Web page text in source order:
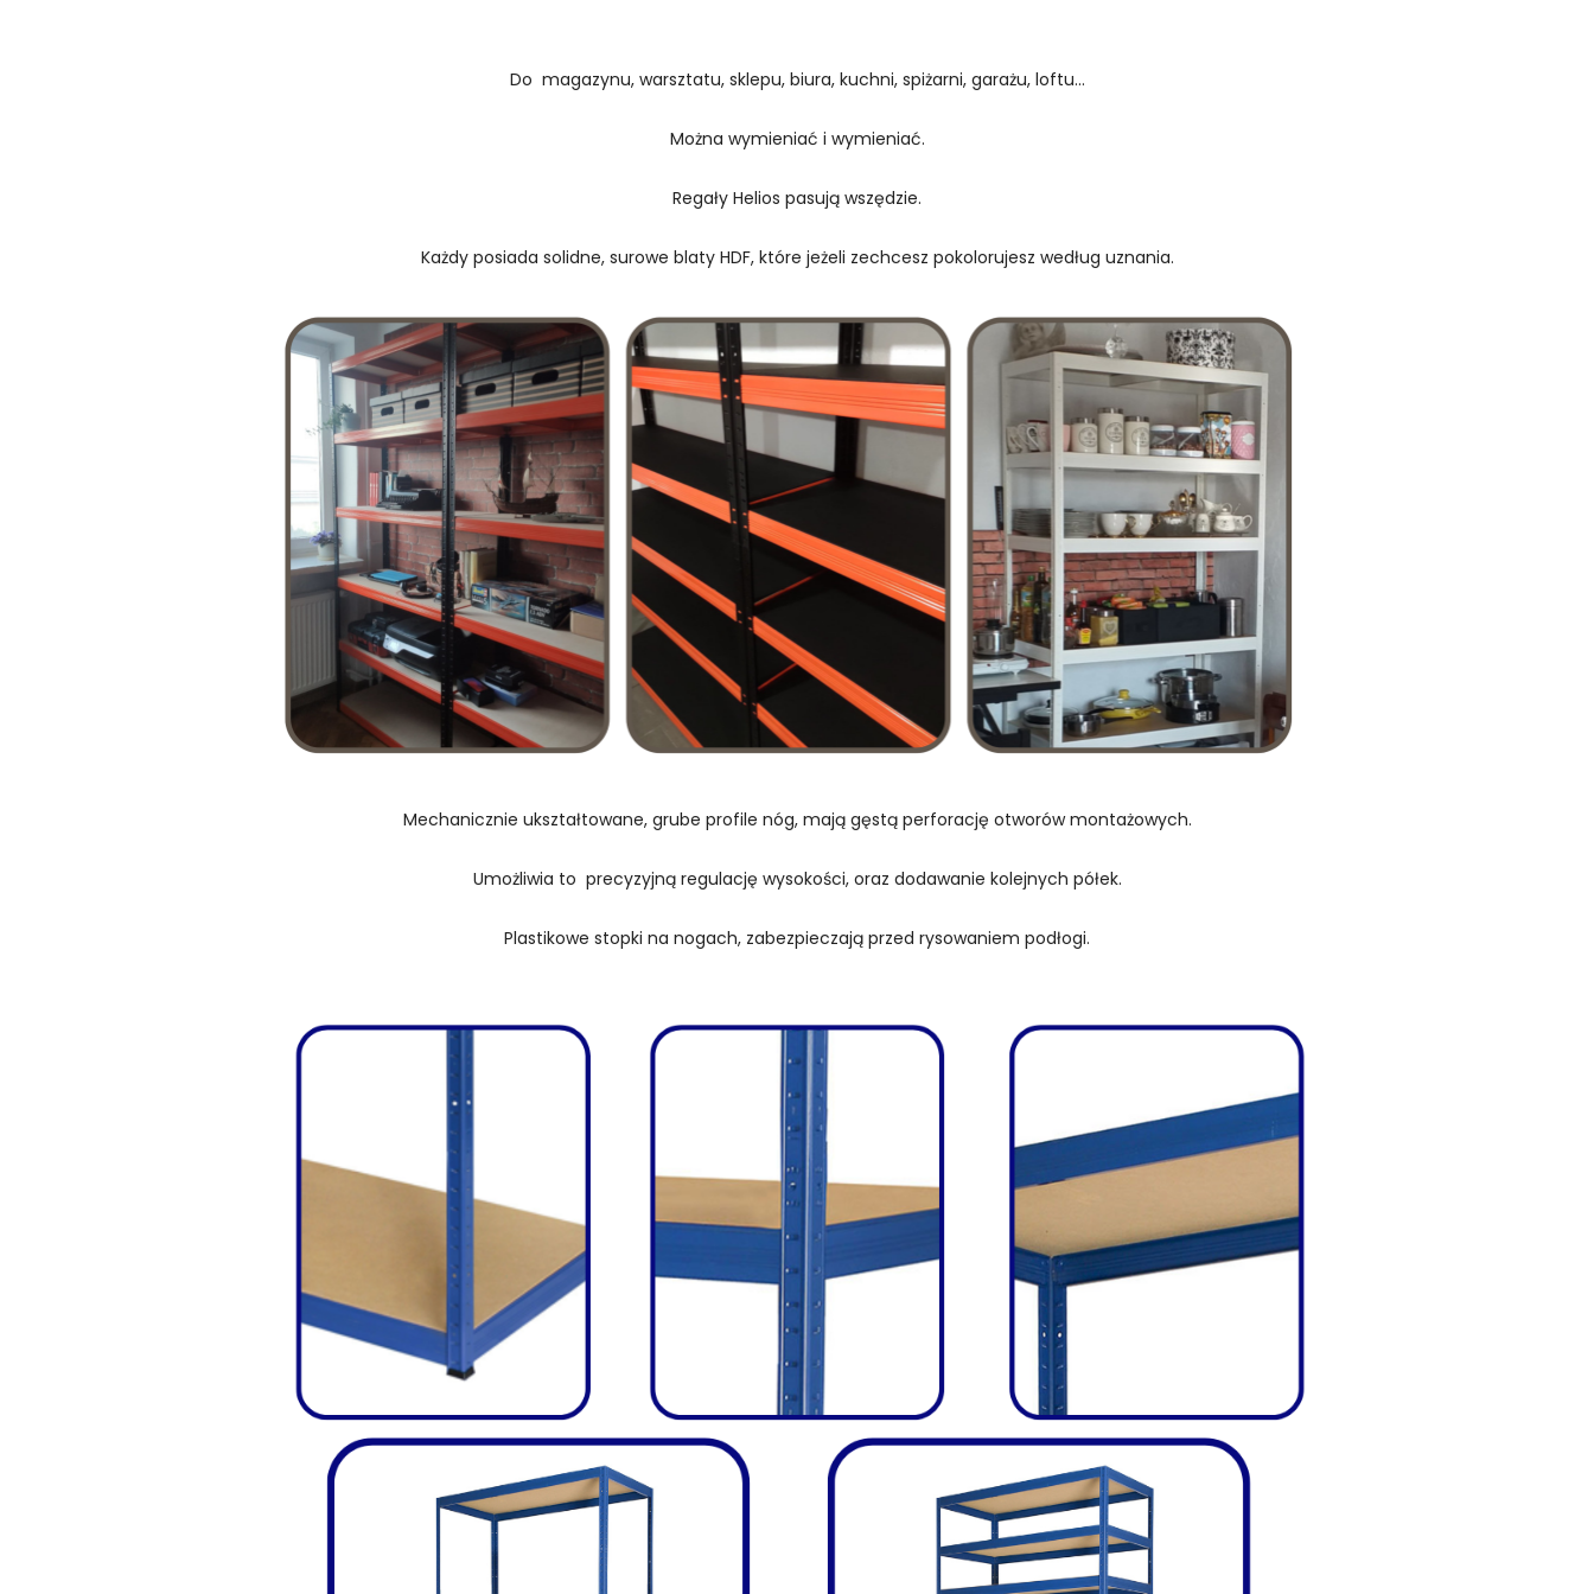
Do magazynu, warsztatu, sklepu, biura, kuchni, spiżarni, garażu, loftu...
Można wymieniać i wymieniać.
Regały Helios pasują wszędzie.
Każdy posiada solidne, surowe blaty HDF, które jeżeli zechcesz pokolorujesz według uznania.
Mechanicznie ukształtowane, grube profile nóg, mają gęstą perforację otworów montażowych.
Umożliwia to precyzyjną regulację wysokości, oraz dodawanie kolejnych półek.
Plastikowe stopki na nogach, zabezpieczają przed rysowaniem podłogi.